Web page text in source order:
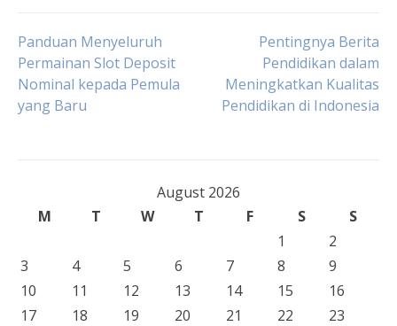
Post
navigation
Panduan Menyeluruh
Permainan Slot Deposit
Nominal kepada Pemula
yang Baru
Pentingnya Berita
Pendidikan dalam
Meningkatkan Kualitas
Pendidikan di Indonesia
August 2026
M
T W T F S
S
1
2
3
4 5 6 7 8
9
10
11 12 13 14 15
16
17
18 19 20 21 22
23